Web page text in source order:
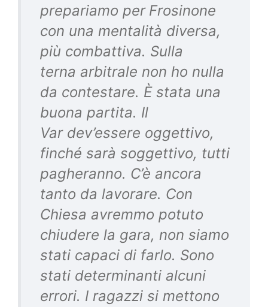
prepariamo per Frosinone
con una mentalità diversa,
più combattiva. Sulla
terna arbitrale non ho nulla
da contestare. È stata una
buona partita. Il
Var dev’essere oggettivo,
finché sarà soggettivo, tutti
pagheranno. C’è ancora
tanto da lavorare. Con
Chiesa avremmo potuto
chiudere la gara, non siamo
stati capaci di farlo. Sono
stati determinanti alcuni
errori. I ragazzi si mettono